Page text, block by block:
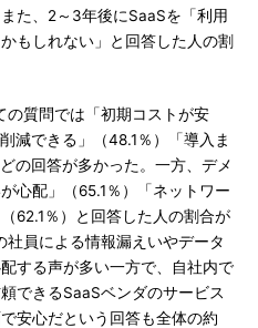
た、2～3年後にSaaSを「利用
もしれない」と回答した人の割
質問では「初期コストが安
減できる」（48.1％）「導入ま
の回答が多かった。一方、デメ
心配」（65.1％）「ネットワー
62.1％）と回答した人の割合が
員による情報漏えいやデータ
する声が多い一方で、自社内で
できるSaaSベンダのサービス
安心だという回答も全体の約